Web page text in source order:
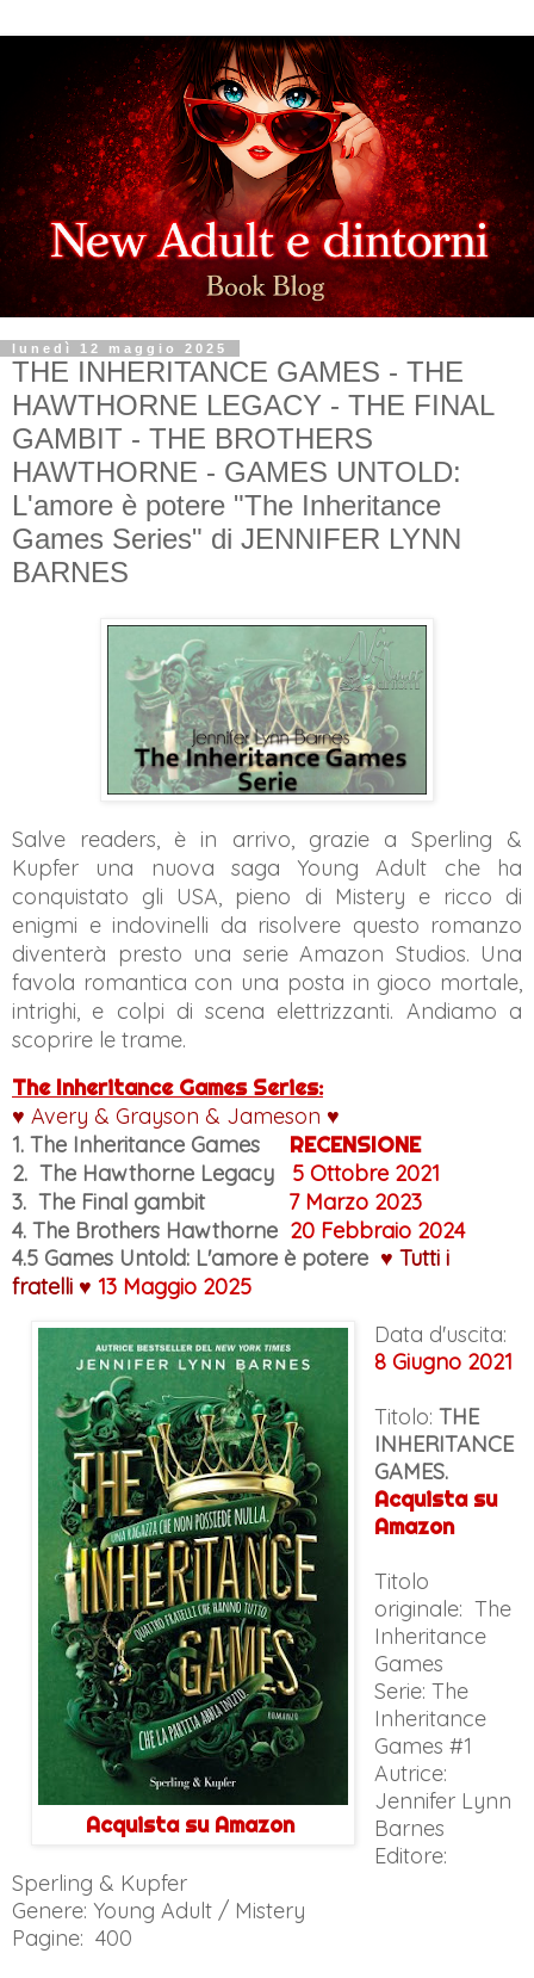
lunedì 12 maggio 2025
THE INHERITANCE GAMES - THE
HAWTHORNE LEGACY - THE FINAL
GAMBIT - THE BROTHERS
HAWTHORNE - GAMES UNTOLD:
L'amore è potere "The Inheritance
Games Series" di JENNIFER LYNN
BARNES
Salve readers, è in arrivo, grazie a Sperling &
Kupfer una nuova saga Young Adult che ha
conquistato gli USA, pieno di Mistery e ricco di
enigmi e indovinelli da risolvere questo romanzo
diventerà presto una serie Amazon Studios. Una
favola romantica con una posta in gioco mortale,
intrighi, e colpi di scena elettrizzanti. Andiamo a
scoprire le trame.
The Inheritance Games Series:
♥ Avery & Grayson & Jameson ♥
1. The Inheritance Games
RECENSIONE
2. The Hawthorne Legacy
5 Ottobre 2021
3. The Final gambit
7 Marzo 2023
4. The Brothers Hawthorne 20 Febbraio 2024
4.5 Games Untold: L'amore è potere ♥ Tutti i
fratelli ♥ 13 Maggio 2025
Acquista su Amazon
Data d'uscita:
8 Giugno 2021
Titolo: THE
INHERITANCE
GAMES.
Acquista su
Amazon
Titolo
originale: The
Inheritance
Games
Serie: The
Inheritance
Games #1
Autrice:
Jennifer Lynn
Barnes
Editore:
Sperling & Kupfer
Genere: Young Adult / Mistery
Pagine: 400